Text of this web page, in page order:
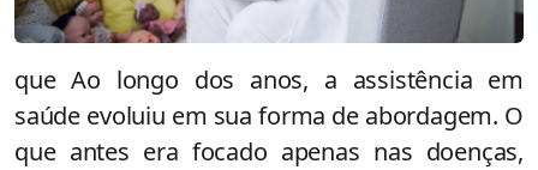
que Ao longo dos anos, a assistência em
saúde evoluiu em sua forma de abordagem. O
que antes era focado apenas nas doenças,